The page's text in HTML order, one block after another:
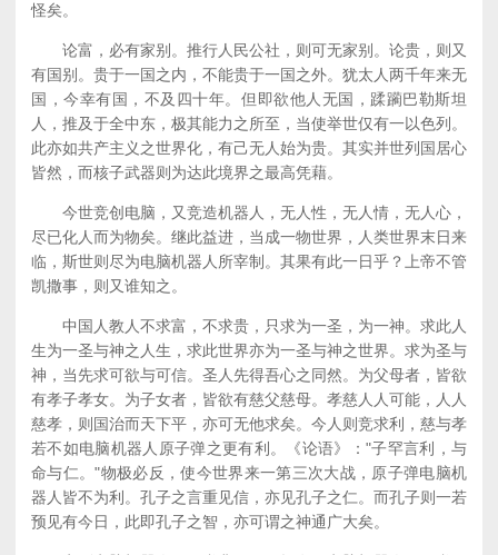
怪矣。
论富，必有家别。推行人民公社，则可无家别。论贵，则又
有国别。贵于一国之内，不能贵于一国之外。犹太人两千年来无
国，今幸有国，不及四十年。但即欲他人无国，蹂躏巴勒斯坦
人，推及于全中东，极其能力之所至，当使举世仅有一以色列。
此亦如共产主义之世界化，有己无人始为贵。其实并世列国居心
皆然，而核子武器则为达此境界之最高凭藉。
今世竞创电脑，又竞造机器人，无人性，无人情，无人心，
尽已化人而为物矣。继此益进，当成一物世界，人类世界末日来
临，斯世则尽为电脑机器人所宰制。其果有此一日乎？上帝不管
凯撒事，则又谁知之。
中国人教人不求富，不求贵，只求为一圣，为一神。求此人
生为一圣与神之人生，求此世界亦为一圣与神之世界。求为圣与
神，当先求可欲与可信。圣人先得吾心之同然。为父母者，皆欲
有孝子孝女。为子女者，皆欲有慈父慈母。孝慈人人可能，人人
慈孝，则国治而天下平，亦可无他求矣。今人则竞求利，慈与孝
若不如电脑机器人原子弹之更有利。《论语》："子罕言利，与
命与仁。"物极必反，使今世界来一第三次大战，原子弹电脑机
器人皆不为利。孔子之言重见信，亦见孔子之仁。而孔子则一若
预见有今日，此即孔子之智，亦可谓之神通广大矣。